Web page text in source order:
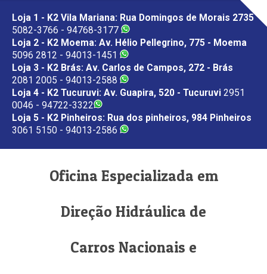
Loja 1 - K2 Vila Mariana: Rua Domingos de Morais 2735
5082-3766 - 94768-3177
Loja 2 - K2 Moema: Av. Hélio Pellegrino, 775 - Moema
5096 2812 - 94013-1451
Loja 3 - K2 Brás: Av. Carlos de Campos, 272 - Brás
2081 2005 - 94013-2588
Loja 4 - K2 Tucuruvi: Av. Guapira, 520 - Tucuruvi 2951
0046 - 94722-3322
Loja 5 - K2 Pinheiros: Rua dos pinheiros, 984 Pinheiros
3061 5150 - 94013-2586
Oficina Especializada em
Direção Hidráulica de
Carros Nacionais e